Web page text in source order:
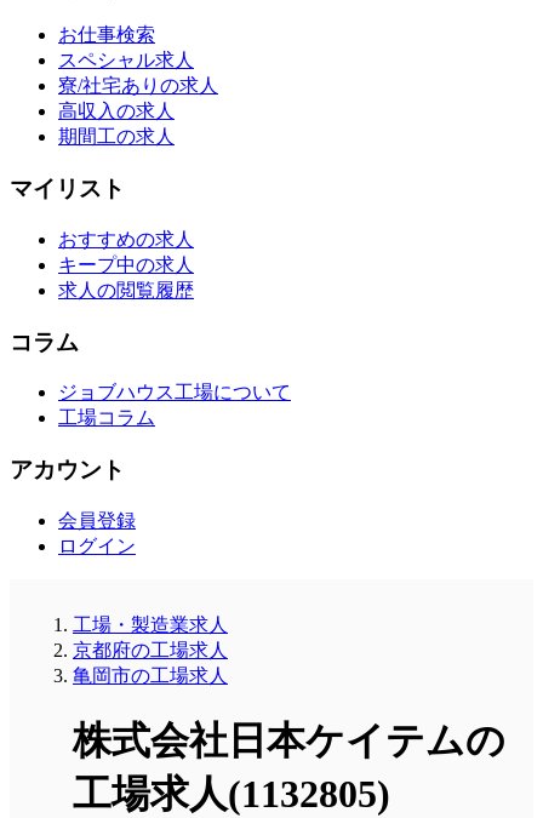
お仕事検索
スペシャル求人
寮/社宅ありの求人
高収入の求人
期間工の求人
マイリスト
おすすめの求人
キープ中の求人
求人の閲覧履歴
コラム
ジョブハウス工場について
工場コラム
アカウント
会員登録
ログイン
工場・製造業求人
京都府の工場求人
亀岡市の工場求人
株式会社日本ケイテムの
工場求人(1132805)